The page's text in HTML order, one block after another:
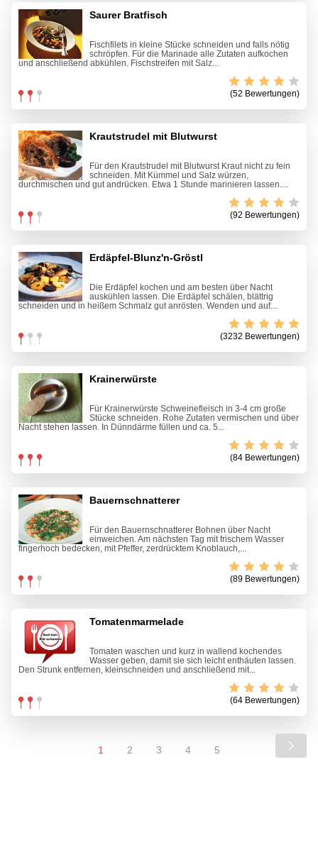
Saurer Bratfisch
Fischfilets in kleine Stücke schneiden und falls nötig
schröpfen. Für die Marinade alle Zutaten aufkochen
und anschließend abkühlen. Fischstreifen mit Salz...
(52 Bewertungen)
Krautstrudel mit Blutwurst
Für den Krautstrudel mit Blutwurst Kraut nicht zu fein
schneiden. Mit Kümmel und Salz würzen,
durchmischen und gut andrücken. Etwa 1 Stunde marinieren lassen....
(92 Bewertungen)
Erdäpfel-Blunz'n-Gröstl
Die Erdäpfel kochen und am besten über Nacht
auskühlen lassen. Die Erdäpfel schälen, blättrig
schneiden und in heißem Schmalz gut anrösten. Wenden und auf...
(3232 Bewertungen)
Krainerwürste
Für Krainerwürste Schweinefleisch in 3-4 cm große
Stücke schneiden. Rohe Zutaten vermischen und über
Nacht stehen lassen. In Dünndärme füllen und ca. 5...
(84 Bewertungen)
Bauernschnatterer
Für den Bauernschnatterer Bohnen über Nacht
einweichen. Am nächsten Tag mit frischem Wasser
fingerhoch bedecken, mit Pfeffer, zerdrücktem Knoblauch,...
(89 Bewertungen)
Tomatenmarmelade
Tomaten waschen und kurz in wallend kochendes
Wasser geben, damit sie sich leicht enthäuten lassen.
Den Strunk entfernen, kleinschneiden und anschließend mit...
(64 Bewertungen)
1 2 3 4 5